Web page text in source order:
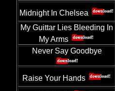
Midnight In Chelsea
My Guittar Lies Bleeding In
My Arms
Never Say Goodbye
Raise Your Hands